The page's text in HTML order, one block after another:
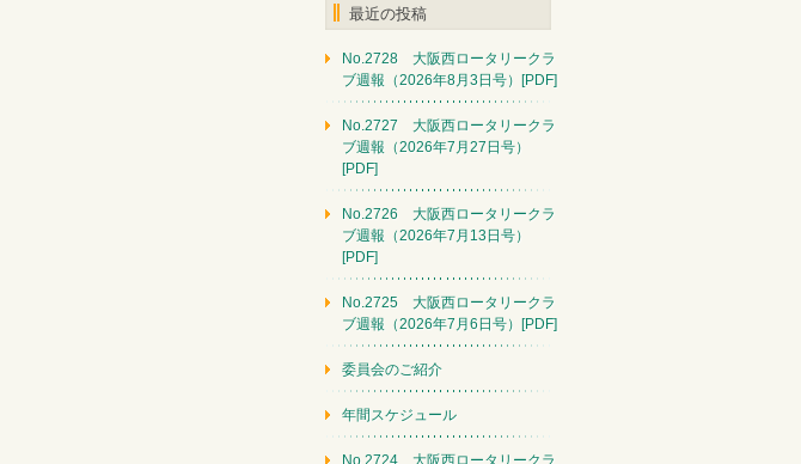
最近の投稿
No.2728 大阪西ロータリークラ
ブ週報（2026年8月3日号）[PDF]
No.2727 大阪西ロータリークラ
ブ週報（2026年7月27日号）
[PDF]
No.2726 大阪西ロータリークラ
ブ週報（2026年7月13日号）
[PDF]
No.2725 大阪西ロータリークラ
ブ週報（2026年7月6日号）[PDF]
委員会のご紹介
年間スケジュール
No.2724 大阪西ロータリークラ